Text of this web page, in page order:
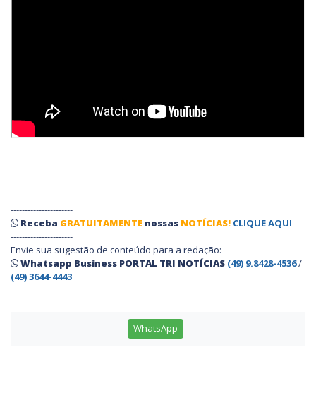
----------------------
Receba GRATUITAMENTE nossas NOTÍCIAS! CLIQUE AQUI
----------------------
Envie sua sugestão de conteúdo para a redação:
Whatsapp Business PORTAL TRI NOTÍCIAS (49) 9.8428-4536/
(49) 3644-4443
WhatsApp